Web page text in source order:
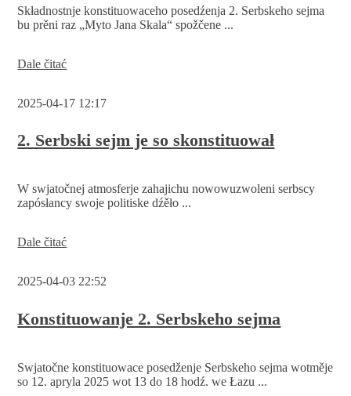
Składnostnje konstituowaceho posedźenja 2. Serbskeho sejma
bu prěni raz „Myto Jana Skala“ spožčene ...
Dale čitaćZałožba
spožčenje
Jana
Skale“
2025-04-17 12:17
2. Serbski sejm je so skonstituował
W swjatočnej atmosferje zahajichu nowowuzwoleni serbscy
zapósłancy swoje politiske dźěło ...
Dale čitać2.
je
skonstituował
2025-04-03 22:52
Konstituowanje 2. Serbskeho sejma
Swjatočne konstituowace posedženje Serbskeho sejma wotměje
so 12. apryla 2025 wot 13 do 18 hodź. we Łazu ...